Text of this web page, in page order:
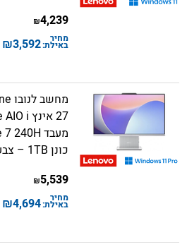
4,239
₪
מחיר
באילת:3,592
₪
כונן 1TB – צבע Cloud Grey
5,539
₪
מחיר
באילת:4,694
₪